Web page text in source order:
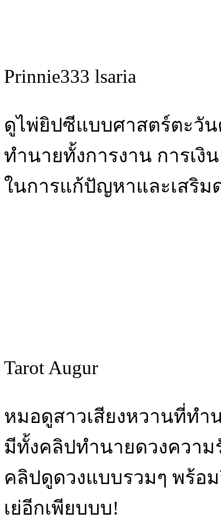
Prinnie333 lsaria
ดูไพ่ยิปซีแบบศาสตร์ตะวั
ทำนายทั้งการงาน การเ
ในการแก้ปัญหาและเสริม
Tarot Augur
หมอดูสาวเสียงหวานที่ทำ
มีทั้งคลิปทำนายดวงควา
คลิปดูดวงแบบรวมๆ พร้อ
เย่อีกเพียบบบ!